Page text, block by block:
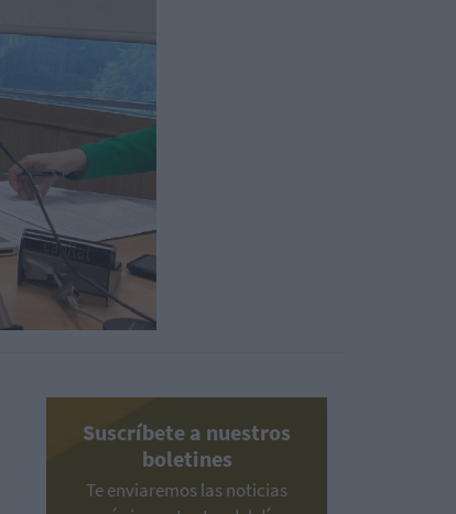
Suscríbete a nuestros
boletines
Te enviaremos las noticias